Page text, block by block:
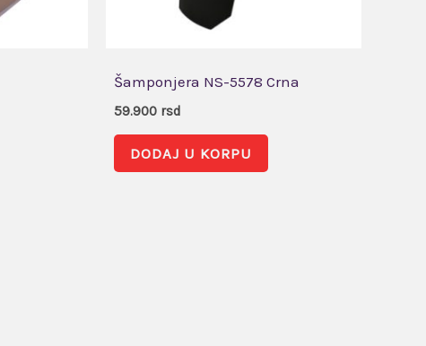
Šamponjera NS-5578 Crna
59.900 rsd
DODAJ U KORPU